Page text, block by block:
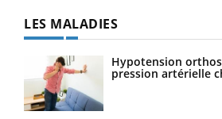
LES MALADIES
Hypotension
pression artérielle